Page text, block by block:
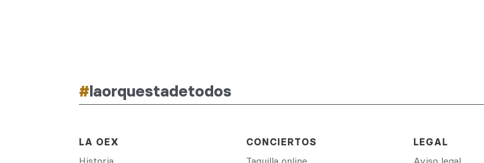
#laorquestadetodos
LA OEX
Historia
CONCIERTOS
Taquilla online
LEGAL
Aviso legal